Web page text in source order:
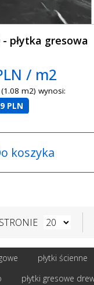
płytka gresowa
/ m2
m2) wynosi:
PLN
koszyka
płytki ścienne
płytki gresowe